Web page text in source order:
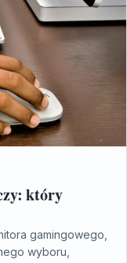
który
gamingowego,
wyboru,